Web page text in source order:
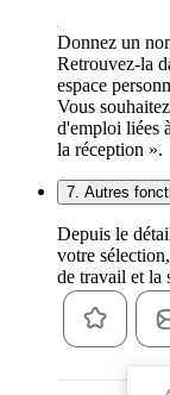
Donnez un
Retrouvez-la
espace
Vous
d'emploi liées
la réception ».
7. Autres
Depuis le
votre
de travail et la